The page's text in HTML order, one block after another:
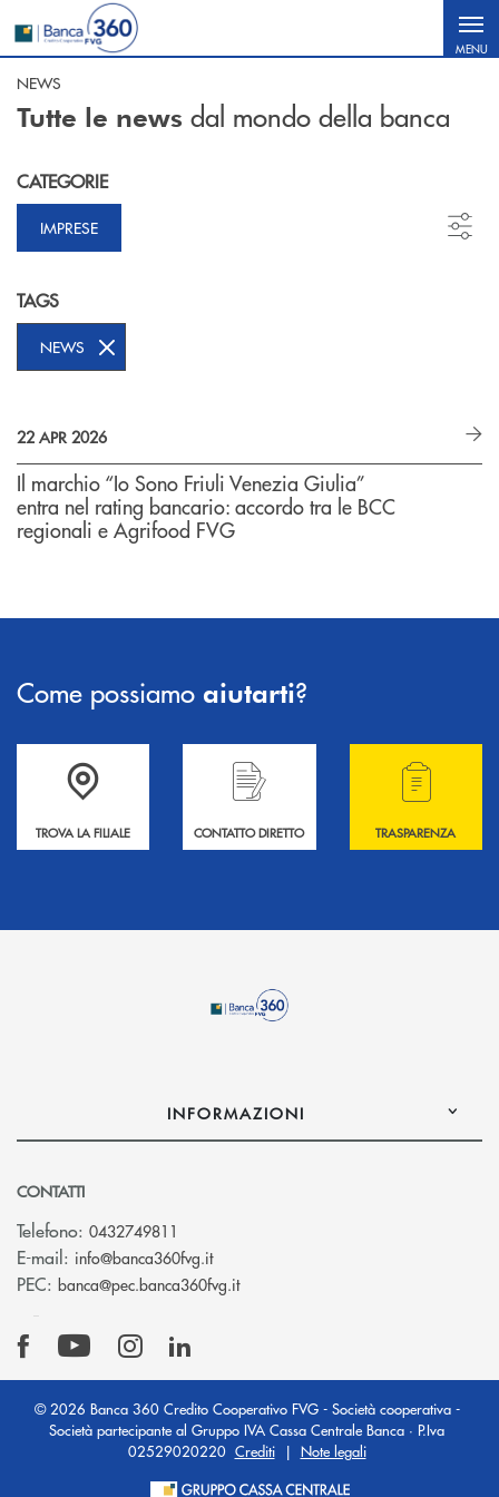
Salta al contenuto principale
MENU
NEWS
Tutte le news dal mondo della banca
CATEGORIE
IMPRESE
TAGS
NEWS
22 APR 2026
Il marchio “Io Sono Friuli Venezia Giulia”
entra nel rating bancario: accordo tra le BCC
regionali e Agrifood FVG
Come possiamo aiutarti?
Accedi all' elenco completo delle filiali .
TROVA LA FILIALE
Hai bisogno di informazioni? Contattaci !
CONTATTO DIRETTO
Hai bisogno di
TRASPARENZA
INFORMAZIONI
CONTATTI
Telefono: 0432749811
E-mail: info@banca360fvg.it(si apre l’app di posta elettronica)
PEC: banca@pec.banca360fvg.it(si apre l’app di posta elettronica)
© 2026 Banca 360 Credito Cooperativo FVG - Società cooperativa -
Società partecipante al Gruppo IVA Cassa Centrale Banca · P.Iva
02529020220 Crediti| Note legali